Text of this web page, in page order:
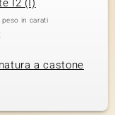
in carati
a castone